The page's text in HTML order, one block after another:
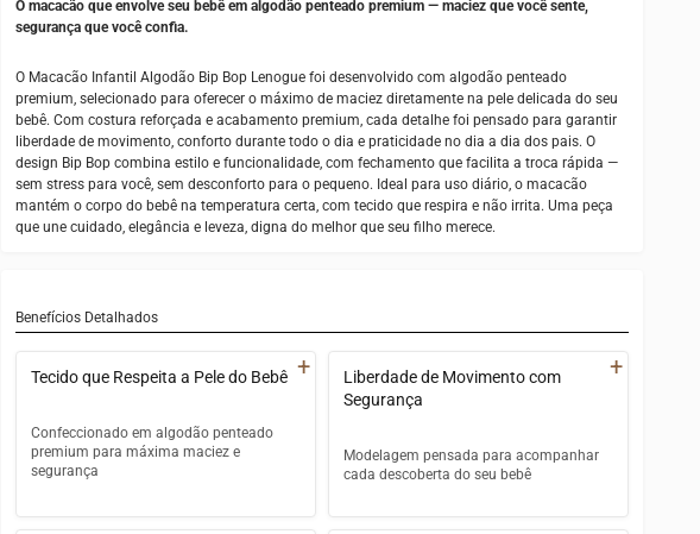
O macacão que envolve seu bebê em algodão penteado premium — maciez que você sente,
segurança que você confia.
O Macacão Infantil Algodão Bip Bop Lenogue foi desenvolvido com algodão penteado
premium, selecionado para oferecer o máximo de maciez diretamente na pele delicada do seu
bebê. Com costura reforçada e acabamento premium, cada detalhe foi pensado para garantir
liberdade de movimento, conforto durante todo o dia e praticidade no dia a dia dos pais. O
design Bip Bop combina estilo e funcionalidade, com fechamento que facilita a troca rápida —
sem stress para você, sem desconforto para o pequeno. Ideal para uso diário, o macacão
mantém o corpo do bebê na temperatura certa, com tecido que respira e não irrita. Uma peça
que une cuidado, elegância e leveza, digna do melhor que seu filho merece.
Benefícios Detalhados
Tecido que Respeita a Pele do Bebê +
Confeccionado em algodão penteado
premium para máxima maciez e
segurança
Liberdade de Movimento com
Segurança
+
Modelagem pensada para acompanhar
cada descoberta do seu bebê